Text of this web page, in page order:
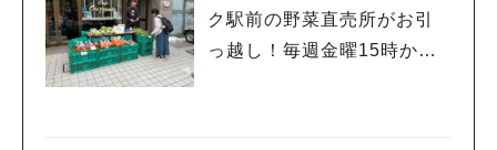
ク駅前の野菜直売所がお引
っ越し！毎週金曜15時から